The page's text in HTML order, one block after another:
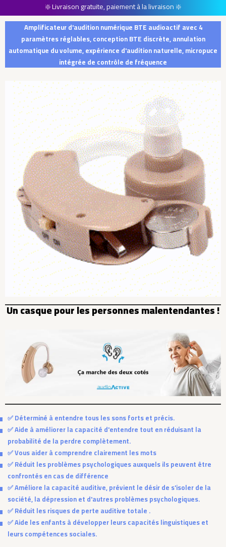
❇️ Livraison gratuite, paiement à la livraison ❇️
Amplificateur d'audition numérique BTE audioactif avec 4
paramètres réglables, conception BTE discrète, annulation
automatique du volume, expérience d'audition naturelle, micropuce
intégrée de contrôle de fréquence
Un casque pour les personnes malentendantes !
✅ Déterminé à entendre tous les sons forts et précis.
✅ Aide à améliorer la capacité d'entendre tout en réduisant la
probabilité de la perdre complètement.
✅ Vous aider à comprendre clairement les mots
✅ Réduit les problèmes psychologiques auxquels ils peuvent être
confrontés en cas de différence
✅ Améliore la capacité auditive, prévient le désir de s'isoler de la
société, la dépression et d'autres problèmes psychologiques.
✅ Réduit les risques de perte auditive totale .
✅ Aide les enfants à développer leurs capacités linguistiques et
leurs compétences sociales.